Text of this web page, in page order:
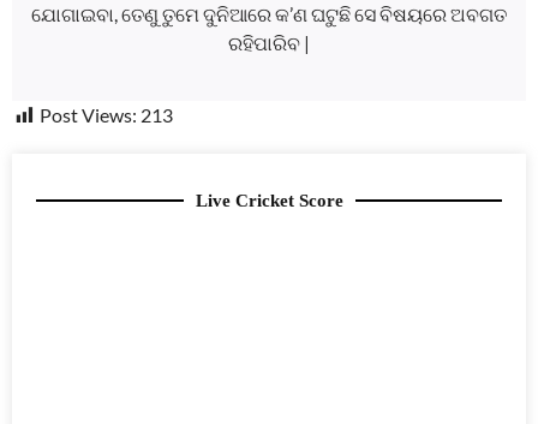
ଯୋଗାଇବା, ତେଣୁ ତୁମେ ଦୁନିଆରେ କ’ଣ ଘଟୁଛି ସେ ବିଷୟରେ ଅବଗତ
ରହିପାରିବ |
Post Views: 213
Live Cricket Score